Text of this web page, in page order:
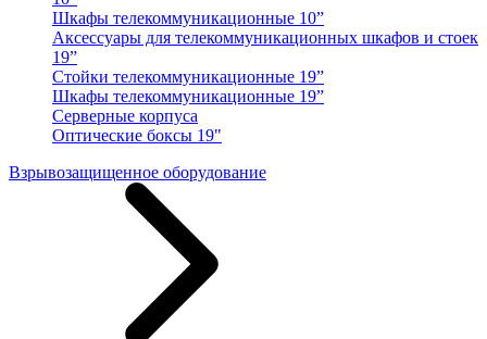
Шкафы телекоммуникационные 10”
Аксессуары для телекоммуникационных шкафов и стоек
19”
Стойки телекоммуникационные 19”
Шкафы телекоммуникационные 19”
Серверные корпуса
Оптические боксы 19"
Взрывозащищенное оборудование